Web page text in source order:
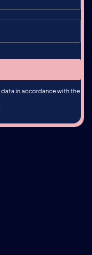
in accordance with the